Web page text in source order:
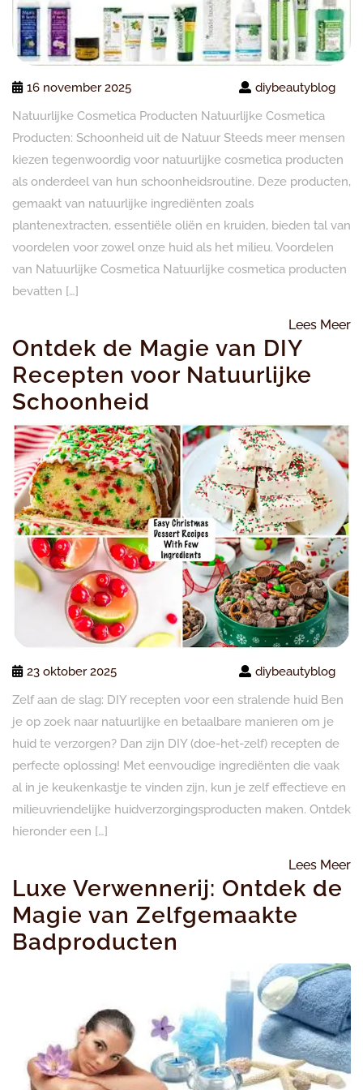
16 november 2025
diybeautyblog
Natuurlijke Cosmetica Producten Natuurlijke Cosmetica
Producten: Schoonheid uit de Natuur Steeds meer mensen
kiezen tegenwoordig voor natuurlijke cosmetica producten
als onderdeel van hun schoonheidsroutine. Deze producten,
gemaakt van natuurlijke ingrediënten zoals
plantenextracten, essentiële oliën en kruiden, bieden tal van
voordelen voor zowel onze huid als het milieu. Voordelen
van Natuurlijke Cosmetica Natuurlijke cosmetica producten
bevatten […]
Lees Meer
Ontdek de Magie van DIY
Recepten voor Natuurlijke
Schoonheid
23 oktober 2025
diybeautyblog
Zelf aan de slag: DIY recepten voor een stralende huid Ben
je op zoek naar natuurlijke en betaalbare manieren om je
huid te verzorgen? Dan zijn DIY (doe-het-zelf) recepten de
perfecte oplossing! Met eenvoudige ingrediënten die vaak
al in je keukenkastje te vinden zijn, kun je zelf effectieve en
milieuvriendelijke huidverzorgingsproducten maken. Ontdek
hieronder een […]
Lees Meer
Luxe Verwennerij: Ontdek de
Magie van Zelfgemaakte
Badproducten